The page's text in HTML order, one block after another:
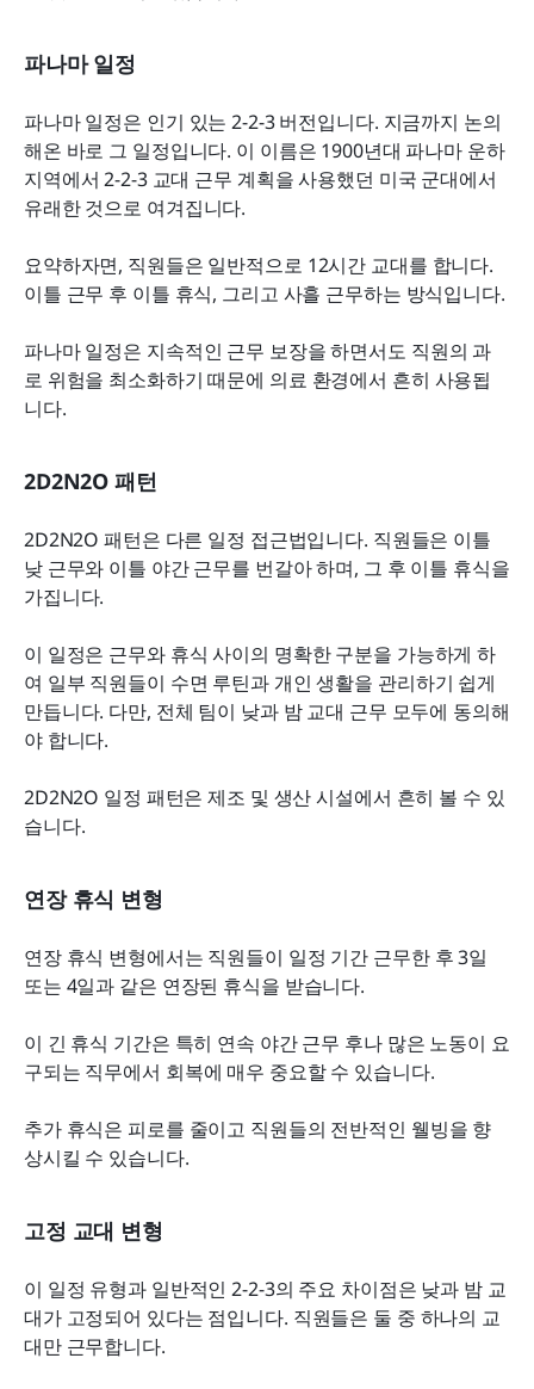
파나마 일정
파나마 일정은 인기 있는 2-2-3 버전입니다. 지금까지 논의
해온 바로 그 일정입니다. 이 이름은 1900년대 파나마 운하
지역에서 2-2-3 교대 근무 계획을 사용했던 미국 군대에서
유래한 것으로 여겨집니다.
요약하자면, 직원들은 일반적으로 12시간 교대를 합니다.
이틀 근무 후 이틀 휴식, 그리고 사흘 근무하는 방식입니다.
파나마 일정은 지속적인 근무 보장을 하면서도 직원의 과
로 위험을 최소화하기 때문에 의료 환경에서 흔히 사용됩
니다.
2D2N2O 패턴
2D2N2O 패턴은 다른 일정 접근법입니다. 직원들은 이틀
낮 근무와 이틀 야간 근무를 번갈아 하며, 그 후 이틀 휴식을
가집니다.
이 일정은 근무와 휴식 사이의 명확한 구분을 가능하게 하
여 일부 직원들이 수면 루틴과 개인 생활을 관리하기 쉽게
만듭니다. 다만, 전체 팀이 낮과 밤 교대 근무 모두에 동의해
야 합니다.
2D2N2O 일정 패턴은 제조 및 생산 시설에서 흔히 볼 수 있
습니다.
연장 휴식 변형
연장 휴식 변형에서는 직원들이 일정 기간 근무한 후 3일
또는 4일과 같은 연장된 휴식을 받습니다.
이 긴 휴식 기간은 특히 연속 야간 근무 후나 많은 노동이 요
구되는 직무에서 회복에 매우 중요할 수 있습니다.
추가 휴식은 피로를 줄이고 직원들의 전반적인 웰빙을 향
상시킬 수 있습니다.
고정 교대 변형
이 일정 유형과 일반적인 2-2-3의 주요 차이점은 낮과 밤 교
대가 고정되어 있다는 점입니다. 직원들은 둘 중 하나의 교
대만 근무합니다.